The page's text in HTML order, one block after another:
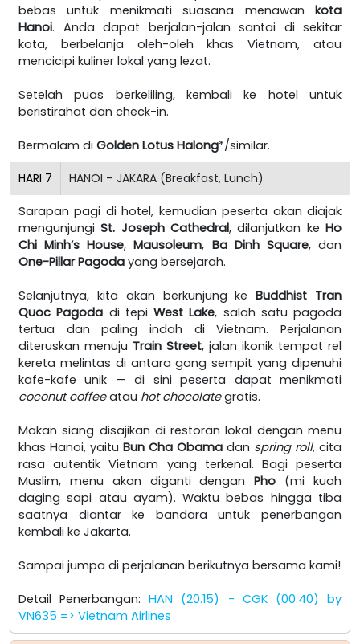
bebas untuk menikmati suasana menawan kota
Hanoi. Anda dapat berjalan-jalan santai di sekitar
kota, berbelanja oleh-oleh khas Vietnam, atau
mencicipi kuliner lokal yang lezat.
Setelah puas berkeliling, kembali ke hotel untuk
beristirahat dan check-in.
Bermalam di Golden Lotus Halong*/similar.
HARI 7 HANOI – JAKARA (Breakfast, Lunch)
Sarapan pagi di hotel, kemudian peserta akan diajak
mengunjungiSt. Joseph Cathedral, dilanjutkan keHo
Chi Minh’s House,Mausoleum, Ba Dinh Square, dan
One-Pillar Pagoda yang bersejarah.
Selanjutnya, kita akan berkunjung keBuddhist Tran
Quoc Pagoda di tepi West Lake, salah satu pagoda
tertua dan paling indah di Vietnam. Perjalanan
diteruskan menuju Train Street, jalan ikonik tempat rel
kereta melintas di antara gang sempit yang dipenuhi
kafe-kafe unik — di sini peserta dapat menikmati
coconut coffeeatau hot chocolategratis.
Makan siang disajikan di restoran lokal dengan menu
khas Hanoi, yaitu Bun Cha Obama dan spring roll, cita
rasa autentik Vietnam yang terkenal. Bagi peserta
Muslim, menu akan diganti denganPho (mi kuah
daging sapi atau ayam). Waktu bebas hingga tiba
saatnya diantar ke bandara untuk penerbangan
kembali ke Jakarta.
Sampai jumpa di perjalanan berikutnya bersama kami!
Detail Penerbangan:HAN (20.15) - CGK (00.40) by
VN635 => Vietnam Airlines